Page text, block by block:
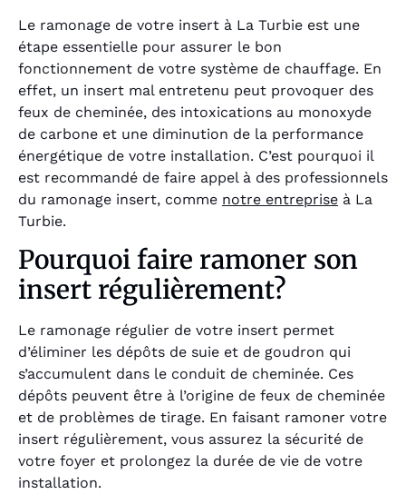
Le ramonage de votre insert à La Turbie est une
étape essentielle pour assurer le bon
fonctionnement de votre système de chauffage. En
effet, un insert mal entretenu peut provoquer des
feux de cheminée, des intoxications au monoxyde
de carbone et une diminution de la performance
énergétique de votre installation. C’est pourquoi il
est recommandé de faire appel à des professionnels
du ramonage insert, comme notre entreprise à La
Turbie.
Pourquoi faire ramoner son
insert régulièrement?
Le ramonage régulier de votre insert permet
d’éliminer les dépôts de suie et de goudron qui
s’accumulent dans le conduit de cheminée. Ces
dépôts peuvent être à l’origine de feux de cheminée
et de problèmes de tirage. En faisant ramoner votre
insert régulièrement, vous assurez la sécurité de
votre foyer et prolongez la durée de vie de votre
installation.